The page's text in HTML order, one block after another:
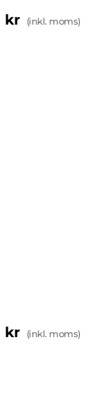
kr (inkl. moms)
kr (inkl. moms)